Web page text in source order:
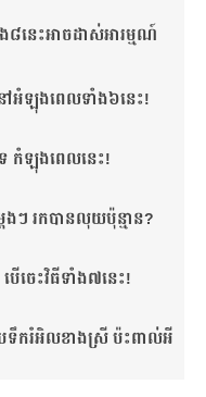
៨​នេះ​អាច​ដាស់​អារម្មណ៍​
នៅ​អំឡុង​ពេល​ទាំង៦​នេះ!
ទ កំឡុង​ពេល​នេះ!
ងៗ រកបាន​លុយ​ប៉ុន្មាន?
ើចេះ​វិធីទាំង​៧នេះ!
ទឹក​រំអិល​ខាង​ស្រី ប៉ះពាល់​អី​